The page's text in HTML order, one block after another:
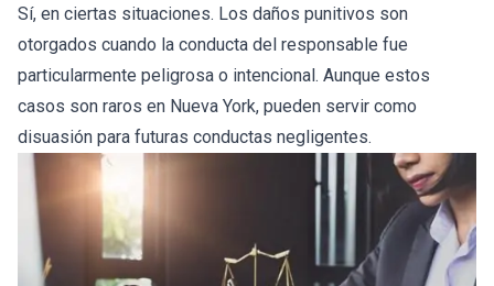
Sí, en ciertas situaciones. Los daños punitivos son
otorgados cuando la conducta del responsable fue
particularmente peligrosa o intencional. Aunque estos
casos son raros en Nueva York, pueden servir como
disuasión para futuras conductas negligentes.